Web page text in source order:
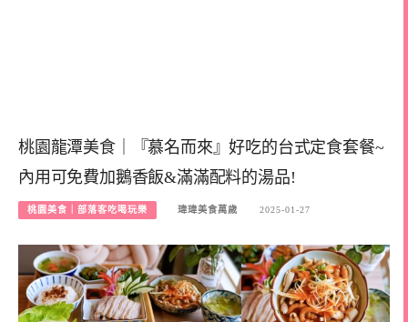
桃園龍潭美食｜『慕名而來』好吃的台式定食套餐~
內用可免費加鵝香飯&滿滿配料的湯品!
桃園美食｜部落客吃喝玩樂 瑋瑋美食萬歲 2025-01-27